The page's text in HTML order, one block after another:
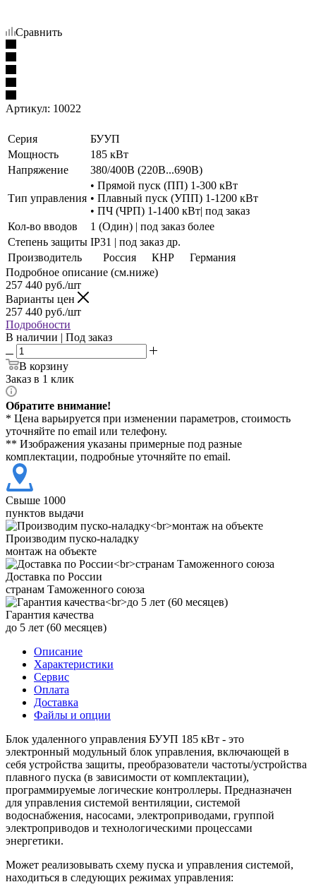
Сравнить
Артикул: 10022
Серия
БУУП
Мощность
185 кВт
Напряжение
380/400В (220В...690В)
Тип управления
• Прямой пуск (ПП) 1-300 кВт
• Плавный пуск (УПП) 1-1200 кВт
• ПЧ (ЧРП) 1-1400 кВт| под заказ
Кол-во вводов
1 (Один) | под заказ более
Степень защиты IP31 | под заказ др.
Производитель
Россия КНР
Германия
Подробное описание (см.ниже)
257 440 руб./шт
Варианты цен
257 440 руб./шт
Подробности
В наличии | Под заказ
В корзину
Заказ в 1 клик
Обратите внимание!
* Цена варьируется при изменении параметров, стоимость
уточняйте по email или телефону.
** Изображения указаны примерные под разные
комплектации, подробные уточняйте по email.
Свыше 1000
пунктов выдачи
Производим пуско-наладку
монтаж на объекте
Доставка по России
странам Таможенного союза
Гарантия качества
до 5 лет (60 месяцев)
Описание
Характеристики
Сервис
Оплата
Доставка
Файлы и опции
Блок удаленного управления БУУП 185 кВт - это
электронный модульный блок управления, включающей в
себя устройства защиты, преобразователи частоты/устройства
плавного пуска (в зависимости от комплектации),
программируемые логические контроллеры. Предназначен
для управления системой вентиляции, системой
водоснабжения, насосами, электроприводами, группой
электроприводов и технологическими процессами
энергетики.
Может реализовывать схему пуска и управления системой,
находиться в следующих режимах управления: